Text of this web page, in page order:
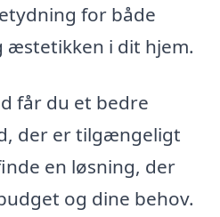
for både
i dit hjem.
får du et bedre
der er tilgængeligt
en løsning, der
og dine behov.